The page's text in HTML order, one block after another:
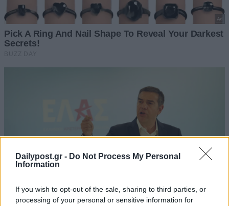
Dailypost.gr - Do Not Process My Personal
Information
If you wish to opt-out of the sale, sharing to third parties, or
processing of your personal or sensitive information for